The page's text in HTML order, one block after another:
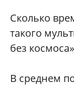
Сколько
такого
без
В среднем